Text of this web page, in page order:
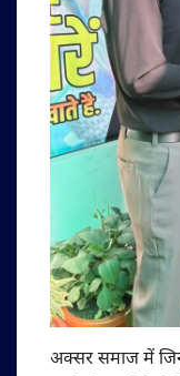
अक्सर समाज में